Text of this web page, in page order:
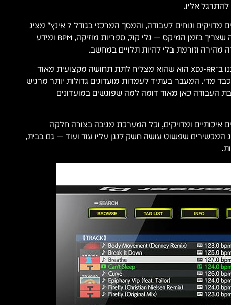
להתרגל אליו.
הג׳וגים הגדולים מרגישים מדויקים ונוחים לעבודה, והמסך המרכזי בגודל 7 אינץ׳ מציג
בצורה ברורה את כל מה שצריך בזמן המיקס — גלי קול, ספריות מוזיקה, BPM ומידע
מהירה וזורמת בלי להיות תלויים במחשב.
אחד הדברים שהכי אהבנו ב־XDJ-RR הוא שהוא מצליח לתת תחושה מקצועית מאוד
מדי. המעבר בעתיד לעמדות מועדונים גדולות יותר מרגיש
העבודה כאן מאוד דומה למה שפוגשים במועדונים
איכותיים ומדויקים, וכל המערכת מגיבה בצורה חלקה
המכשירים שפשוט עושה חשק לנגן עליו עוד ועוד — גם בבית,